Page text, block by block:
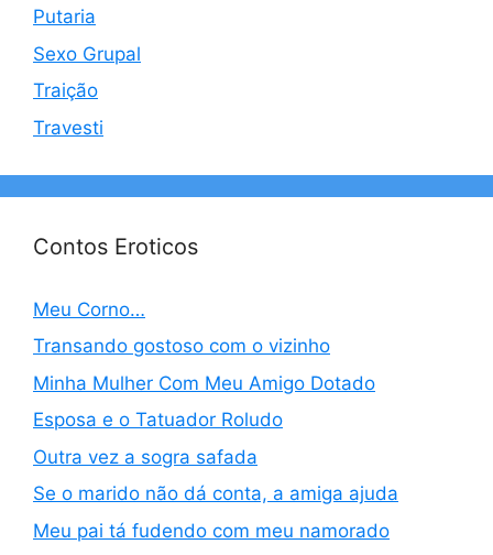
Putaria
Sexo Grupal
Traição
Travesti
Contos Eroticos
Meu Corno…
Transando gostoso com o vizinho
Minha Mulher Com Meu Amigo Dotado
Esposa e o Tatuador Roludo
Outra vez a sogra safada
Se o marido não dá conta, a amiga ajuda
Meu pai tá fudendo com meu namorado